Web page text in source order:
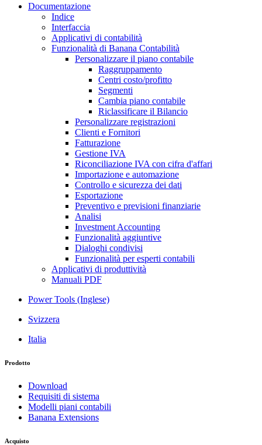
Documentazione
Indice
Interfaccia
Applicativi di contabilità
Funzionalità di Banana Contabilità
Personalizzare il piano contabile
Raggruppamento
Centri costo/profitto
Segmenti
Cambia piano contabile
Riclassificare il Bilancio
Personalizzare registrazioni
Clienti e Fornitori
Fatturazione
Gestione IVA
Riconciliazione IVA con cifra d'affari
Importazione e automazione
Controllo e sicurezza dei dati
Esportazione
Preventivo e previsioni finanziarie
Analisi
Investment Accounting
Funzionalità aggiuntive
Dialoghi condivisi
Funzionalità per esperti contabili
Applicativi di produttività
Manuali PDF
Power Tools (Inglese)
Svizzera
Italia
Prodotto
Download
Requisiti di sistema
Modelli piani contabili
Banana Extensions
Acquisto